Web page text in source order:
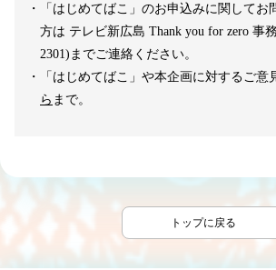
・「はじめてばこ」のお申込みに関してお
方は テレビ新広島 Thank you for zero 事
2301)までご連絡ください。
・「はじめてばこ」や本企画に対するご意
ら まで。
トップに戻る